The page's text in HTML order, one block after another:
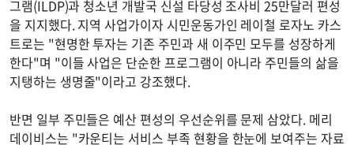
그램(ILDP)과 청소년 개발국 신설 타당성 조사비 25만달러 편성
을 지지했다. 지역 사업가이자 시민운동가인 레이철 로자노 카스
트로는 "현명한 투자는 기존 주민과 새 이주민 모두를 성장하게
한다"며 "이들 사업은 단순한 프로그램이 아니라 주민들의 삶을
지탱하는 생명줄"이라고 강조했다.
반면 일부 주민들은 예산 편성의 우선순위를 문제 삼았다. 메리
데이비스는 "카운티는 서비스 부족 현황을 한눈에 보여주는 자료